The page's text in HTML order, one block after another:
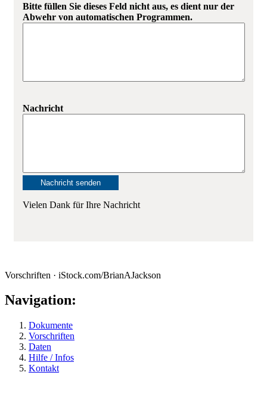
Bitte füllen Sie dieses Feld nicht aus, es dient nur der
Abwehr von automatischen Programmen.
Nachricht
Vielen Dank für Ihre Nachricht
Vorschriften · iStock.com/BrianAJackson
Navigation:
Dokumente
Vorschriften
Daten
Hilfe / Infos
Kontakt